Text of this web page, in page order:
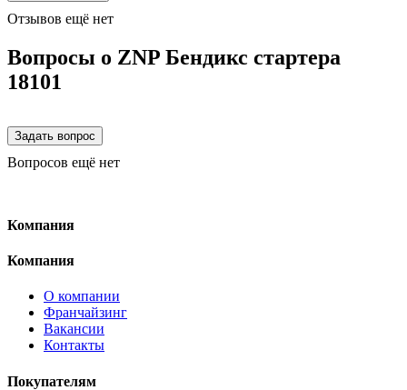
Отзывов ещё нет
Вопросы о ZNP Бендикс стартера
18101
Вопросов ещё нет
Компания
Компания
О компании
Франчайзинг
Вакансии
Контакты
Покупателям